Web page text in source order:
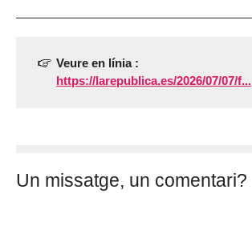
Veure en línia :
https://larepublica.es/2026/07/07/f...
Un missatge, un comentari?